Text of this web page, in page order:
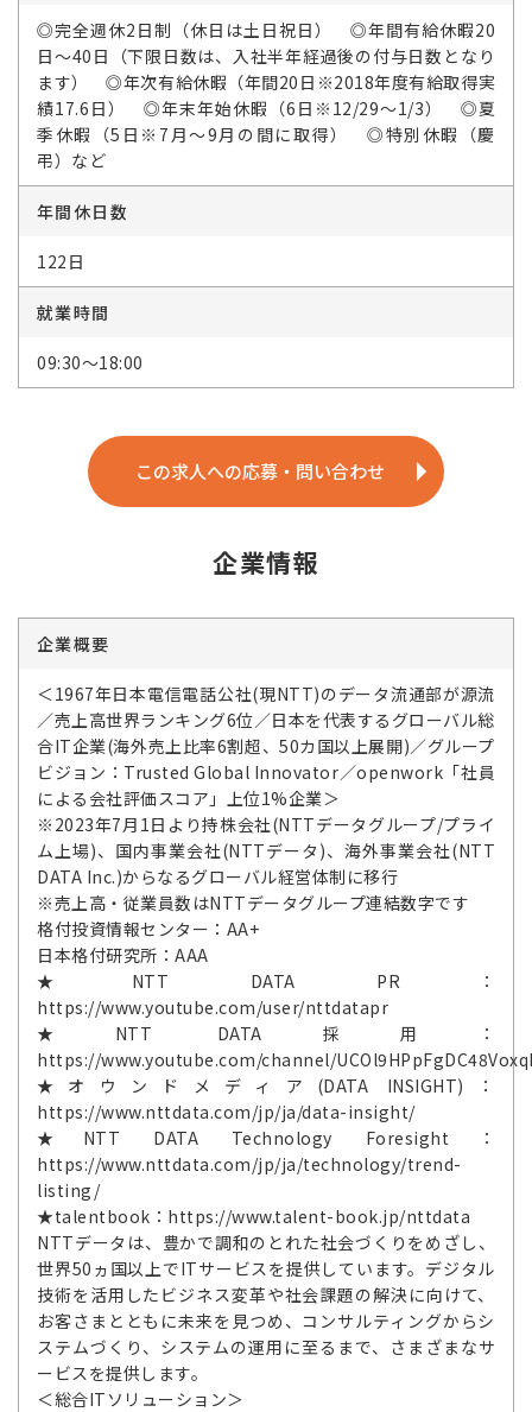
◎完全週休2日制（休日は土日祝日） ◎年間有給休暇20
日～40日（下限日数は、入社半年経過後の付与日数となり
ます） ◎年次有給休暇（年間20日※2018年度有給取得実
績17.6日） ◎年末年始休暇（6日※12/29～1/3） ◎夏
季休暇（5日※7月～9月の間に取得） ◎特別休暇（慶
弔）など
年間休日数
122日
就業時間
09:30～18:00
この求人への応募・問い合わせ
企業情報
企業概要
＜1967年日本電信電話公社(現NTT)のデータ流通部が源流
／売上高世界ランキング6位／日本を代表するグローバル総
合IT企業(海外売上比率6割超、50カ国以上展開)／グループ
ビジョン：Trusted Global Innovator／openwork「社員
による会社評価スコア」上位1%企業＞
※2023年7月1日より持株会社(NTTデータグループ/プライ
ム上場)、国内事業会社(NTTデータ)、海外事業会社(NTT
DATA Inc.)からなるグローバル経営体制に移行
※売上高・従業員数はNTTデータグループ連結数字です
格付投資情報センター：AA+
日本格付研究所：AAA
★NTT DATA PR：
https://www.youtube.com/user/nttdatapr
★NTT DATA採用：
https://www.youtube.com/channel/
★オウンドメディア(DATA INSIGHT)：
https://www.nttdata.com/jp/ja/data-insight/
★NTT DATA Technology Foresight：
https://www.nttdata.com/jp/ja/technology/trend-
listing/
★talentbook：https://www.talent-book.jp/nttdata
NTTデータは、豊かで調和のとれた社会づくりをめざし、
世界50ヵ国以上でITサービスを提供しています。デジタル
技術を活用したビジネス変革や社会課題の解決に向けて、
お客さまとともに未来を見つめ、コンサルティングからシ
ステムづくり、システムの運用に至るまで、さまざまなサ
ービスを提供します。
＜総合ITソリューション＞